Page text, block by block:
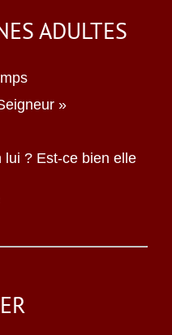
ADULTES
»
lui ? Est-ce bien elle